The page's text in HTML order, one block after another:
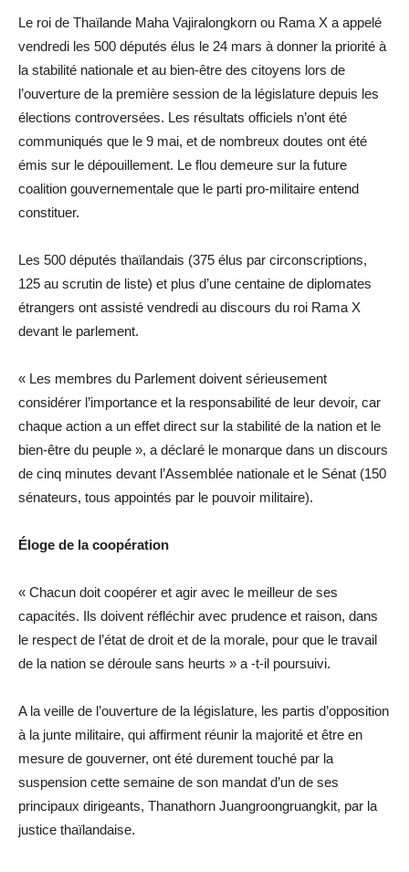
Le roi de Thaïlande Maha Vajiralongkorn ou Rama X a appelé
vendredi les 500 députés élus le 24 mars à donner la priorité à
la stabilité nationale et au bien-être des citoyens lors de
l’ouverture de la première session de la législature depuis les
élections controversées. Les résultats officiels n’ont été
communiqués que le 9 mai, et de nombreux doutes ont été
émis sur le dépouillement. Le flou demeure sur la future
coalition gouvernementale que le parti pro-militaire entend
constituer.
Les 500 députés thaïlandais (375 élus par circonscriptions,
125 au scrutin de liste) et plus d’une centaine de diplomates
étrangers ont assisté vendredi au discours du roi Rama X
devant le parlement.
« Les membres du Parlement doivent sérieusement
considérer l’importance et la responsabilité de leur devoir, car
chaque action a un effet direct sur la stabilité de la nation et le
bien-être du peuple », a déclaré le monarque dans un discours
de cinq minutes devant l’Assemblée nationale et le Sénat (150
sénateurs, tous appointés par le pouvoir militaire).
Éloge de la coopération
« Chacun doit coopérer et agir avec le meilleur de ses
capacités. Ils doivent réfléchir avec prudence et raison, dans
le respect de l’état de droit et de la morale, pour que le travail
de la nation se déroule sans heurts » a -t-il poursuivi.
A la veille de l’ouverture de la législature, les partis d’opposition
à la junte militaire, qui affirment réunir la majorité et être en
mesure de gouverner, ont été durement touché par la
suspension cette semaine de son mandat d’un de ses
principaux dirigeants, Thanathorn Juangroongruangkit, par la
justice thaïlandaise.